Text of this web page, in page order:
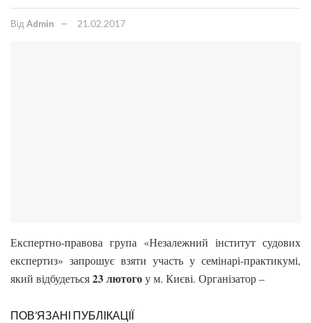
Від Admin 21.02.2017
Експертно-правова група «Незалежний інститут судових
експертиз» запрошує взяти участь у семінарі-практикумі,
який відбудеться23 лютогоу м. Києві. Організатор –
ПОВ’ЯЗАНІ ПУБЛІКАЦІЇ